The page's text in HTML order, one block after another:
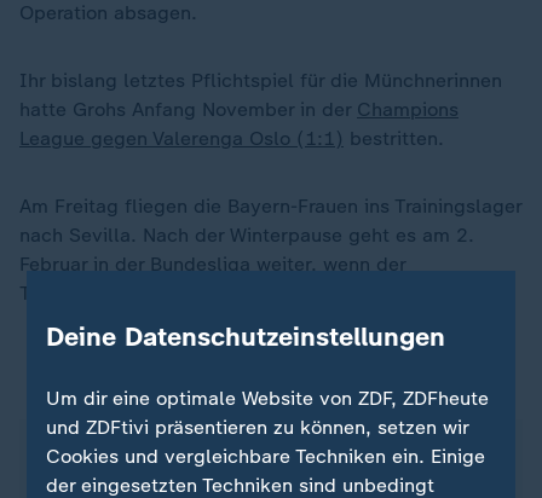
Operation absagen.
Ihr bislang letztes Pflichtspiel für die Münchnerinnen
hatte Grohs Anfang November in der Champions
League gegen Valerenga Oslo (1:1) bestritten.
Am Freitag fliegen die Bayern-Frauen ins Trainingslager
nach Sevilla. Nach der Winterpause geht es am 2.
Februar in der Bundesliga weiter, wenn der
Tabellenzweite bei RB Leipzig gefordert ist.
Deine Datenschutzeinstellungen
Um dir eine optimale Website von ZDF, ZDFheute
und ZDFtivi präsentieren zu können, setzen wir
Cookies und vergleichbare Techniken ein. Einige
der eingesetzten Techniken sind unbedingt